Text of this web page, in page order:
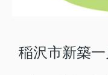
稲沢市新築